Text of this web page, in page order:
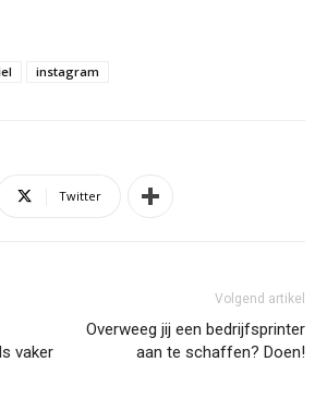
instagram
Twitter
vaker
Volgend artikel
Overweeg jij een bedrijfsprinter
aan te schaffen? Doen!